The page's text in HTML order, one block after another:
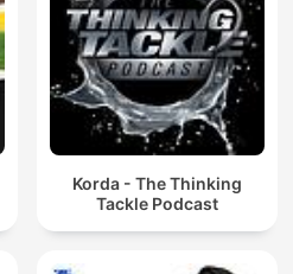
Korda - The Thinking
Tackle Podcast